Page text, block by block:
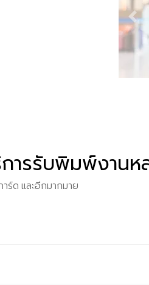
ารรับพิมพ์งานห
ร์ด และอีกมากมาย
คุณภาพสูง วางใจได้ในคุณภาพ รับป